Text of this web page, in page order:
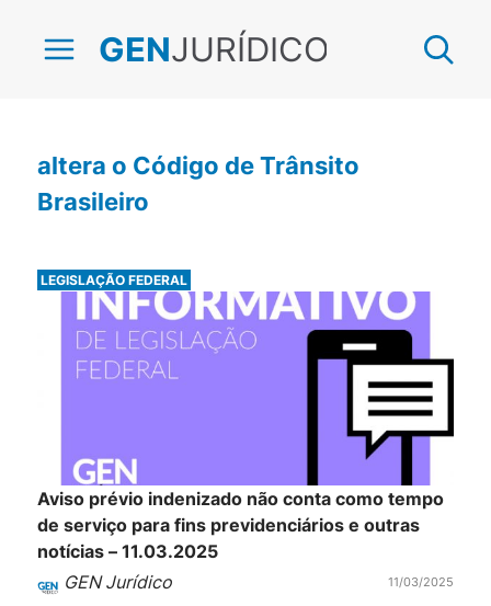
GENJURÍDICO
altera o Código de Trânsito
Brasileiro
LEGISLAÇÃO FEDERAL
Aviso prévio indenizado não conta como tempo
de serviço para fins previdenciários e outras
notícias – 11.03.2025
GEN Jurídico
11/03/2025